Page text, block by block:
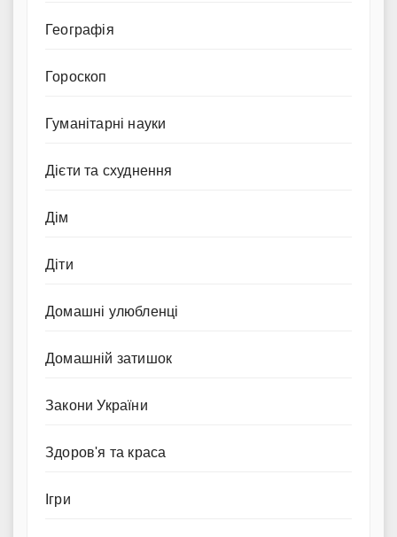
Географія
Гороскоп
Гуманітарні науки
Дієти та схуднення
Дім
Діти
Домашні улюбленці
Домашній затишок
Закони України
Здоров'я та краса
Ігри